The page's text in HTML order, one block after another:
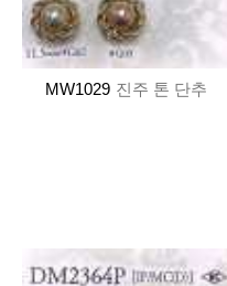
MW1029 진주 톤 단추